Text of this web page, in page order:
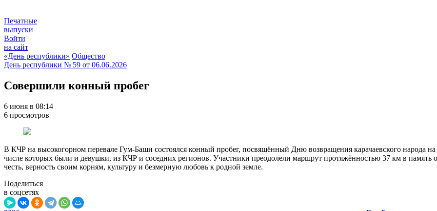
Печатные
выпуски
Войти
на сайт
«День республики» Общество
День республики № 59 от 06.06.2026
Совершили конный пробег
6 июня в 08:14
6 просмотров
В КЧР на высокогорном перевале Гум-Баши состоялся конный пробег, посвящённый Дню возвращения карачаевского народа
числе которых были и девушки, из КЧР и соседних регионов. Участники преодолели маршрут протяжённостью 37 км в память
честь, верность своим корням, культуру и безмерную любовь к родной земле.
Поделиться
в соцсетях